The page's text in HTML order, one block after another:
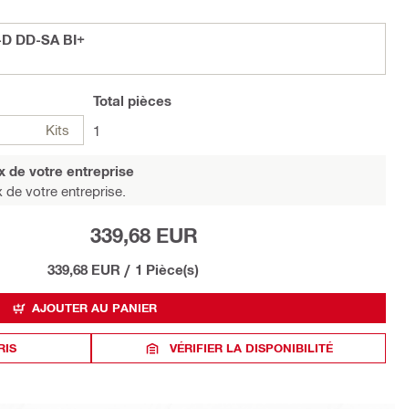
DD-SA BI+
Kits
Total pièces
1
de votre entreprise
de votre entreprise.
339,68 EUR
339,68 EUR / 1 Pièce(s)
AJOUTER AU PANIER
VÉRIFIER LA DISPONIBILITÉ